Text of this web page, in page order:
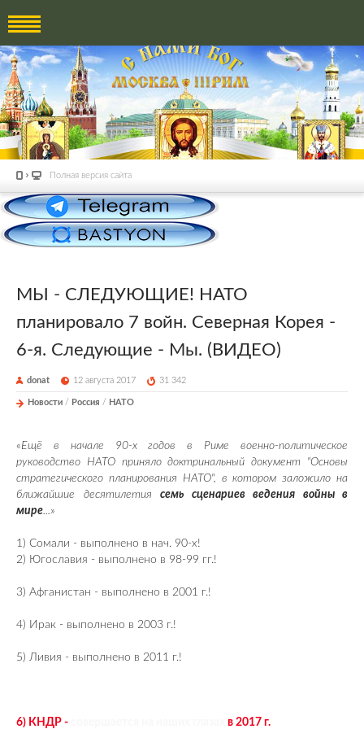
Полная версия сайта
МЫ - СЛЕДУЮЩИЕ! НАТО
планировало 7 войн. Северная Корея -
6-я. Следующие - Мы. (ВИДЕО)
donat 12 августа 2017 31 342
Новости / Россия / НАТО
«Ещё в начале 90-х годов в Риме военно-политическое
руководство НАТО приняло доктринальный документ "Основы
стратегического планирования НАТО", в котором заложило на
ближайшие десятилетия семь сценариев ведения войны в
мире...»
1) Сомали - выполнено в нач. 90-х!
2) Югославия - выполнено в 98-99 гг.!
3) Афганистан - выполнено в 2001 г.!
4) Ирак - выполнено в 2003 г.!
5) Ливия - выполнено в 2011 г.!
6) КНДР - в 2017 г.